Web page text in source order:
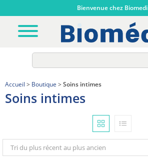
Bienvenue chez Biomedi
Accueil > Boutique > Soins intimes
Soins intimes
Tri du plus récent au plus ancien